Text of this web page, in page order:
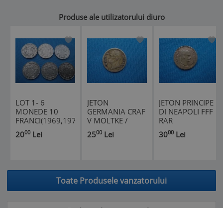
Produse ale utilizatorului diuro
LOT 1- 6
MONEDE 10
FRANCI(1969,1972,1973,1975
1977,1978)
BELGIA
2000 Lei
JETON
GERMANIA CRAF
V MOLTKE /
SPIEL MARKE FF
RAR
2500 Lei
JETON PRINCIPE
DI NEAPOLI FFF
RAR
3000 Lei
Toate Produsele vanzatorului